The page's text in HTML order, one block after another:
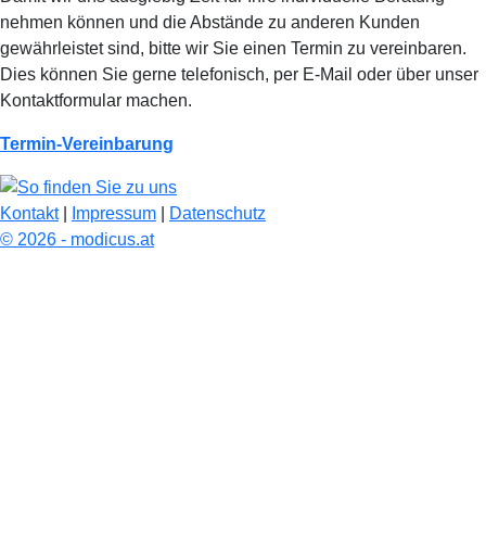
nehmen können und die Abstände zu anderen Kunden
gewährleistet sind, bitte wir Sie einen Termin zu vereinbaren.
Dies können Sie gerne telefonisch, per E-Mail oder über unser
Kontaktformular machen.
Termin-Vereinbarung
Kontakt| Impressum
Datenschutz
© 2026 - modicus.at